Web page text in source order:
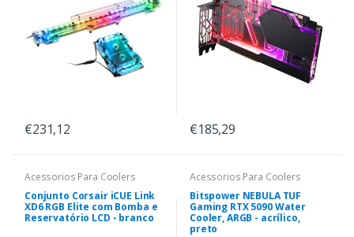
€231,12 €185,29
Acessorios Para Coolers
Conjunto Corsair iCUE Link
XD6 RGB Elite com Bomba e
Reservatório LCD - branco
Acessorios Para Coolers
Bitspower NEBULA TUF
Gaming RTX 5090 Water
Cooler, ARGB - acrílico,
preto